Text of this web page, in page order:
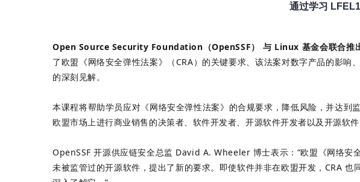
通过学习
Open Source Security Foundation（OpenSSF） 与 Linux 基金会联合推
了欧盟《网络安全弹性法案》（CRA）的关键要求、该法案对数字产品的影
的深刻见解。
本课程将帮助学员应对《网络安全弹性法案》的合规要求，降低风险，并达
欧盟市场上进行商业销售的决策者、软件开发者、开源软件开发者以及开源软件
OpenSSF 开源供应链安全总监 David A. Wheeler 博士表示：“欧盟《网络安
未被监管过的开源软件，提出了新的要求。即使软件并非在欧盟开发，CRA